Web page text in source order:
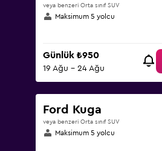
veya benzeri Orta sınıf SUV
Maksimum 5 yolcu
Günlük ₺950
19 Ağu - 24 Ağu
Ford Kuga
veya benzeri Orta sınıf SUV
Maksimum 5 yolcu